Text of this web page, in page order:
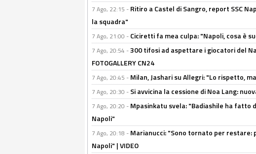
7 Ago, 22:15 - Ritiro a Castel di Sangro, report SSC
la squadra"
7 Ago, 21:00 - Ciciretti fa mea culpa: "Napoli, cosa è
7 Ago, 20:54 -300 tifosi ad aspettare i giocatori del
FOTOGALLERY CN24
7 Ago, 20:45 - Milan, Jashari su Allegri: "Lo rispetto,
7 Ago, 20:30 - Si avvicina la cessione di Noa Lang:
7 Ago, 20:20 - Mpasinkatu svela: "Badiashile ha
Napoli"
7 Ago, 20:18 - Marianucci: "Sono tornato per restare:
Napoli" | VIDEO